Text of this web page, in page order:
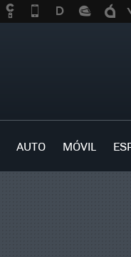
AUTO MÓVIL